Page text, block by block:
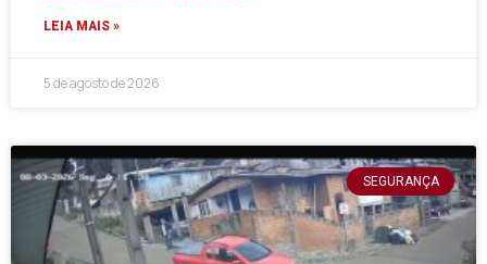
LEIA MAIS »
5 de agosto de 2026
SEGURANÇA